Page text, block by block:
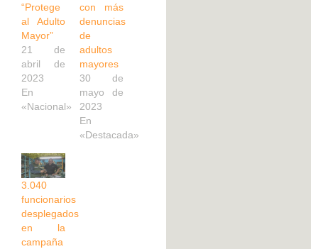
“Protege
al Adulto
Mayor”
21 de
abril de
2023
En
«Nacional»
con más
denuncias
de
adultos
mayores
30 de
mayo de
2023
En
«Destacada»
3.040
funcionarios
desplegados
en la
campaña